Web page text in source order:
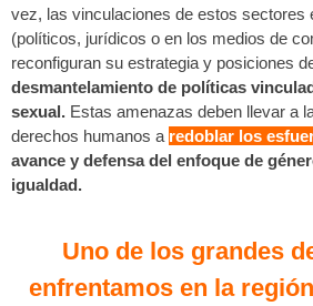
vez, las vinculaciones de estos sectores
(políticos, jurídicos o en los medios de
reconfiguran su estrategia y posiciones
desmantelamiento de políticas
sexual. Estas amenazas deben llevar a
derechos humanos a redoblar los
avance y defensa del enfoque de
igualdad.
Uno de los grandes
enfrentamos en la